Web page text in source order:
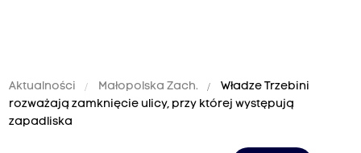
Aktualności Małopolska Zach.
Władze Trzebini
rozważają zamknięcie ulicy, przy której występują
zapadliska